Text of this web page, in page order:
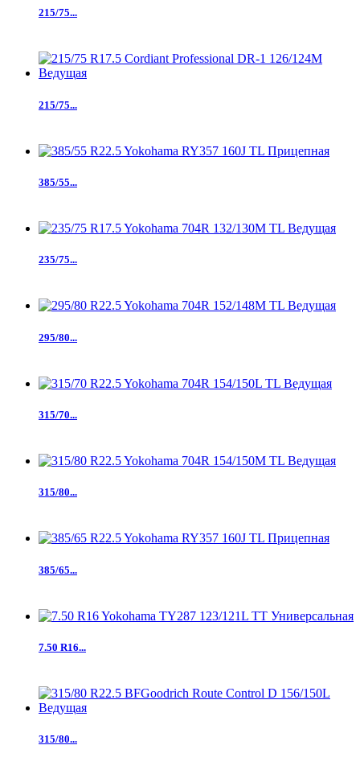
215/75...
215/75...
385/55...
235/75...
295/80...
315/70...
315/80...
385/65...
7.50 R16...
315/80...